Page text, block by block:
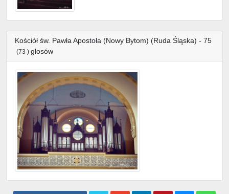
Kościół św. Pawła Apostoła (Nowy Bytom) (Ruda Śląska) - 75
(73 ) głosów